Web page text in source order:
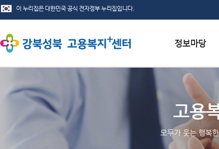
서식자료실
채용정보
인재정보
관련사이트
고용
모두가 웃는 행복